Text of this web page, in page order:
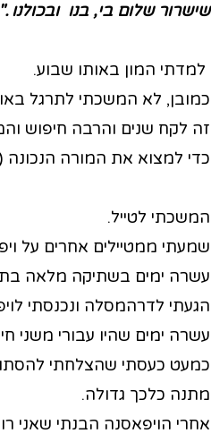
שישרור שלום בי, בנו ובכולנו ."
למדתי המון באותו שבוע.
כמובן, לא המשכתי לתרגל
זה לקח שנים והרבה חיפוש
כדי למצוא את המורה הנכונה
המשכתי לטייל.
שמעתי ממטיילים אחרים על
עשרה ימים בשתיקה מלאה
הגעתי לדרהמסלה ונכנסתי
עשרה ימים שהיו עבורי משני
מתנה כלכך גדולה.
אחרי הויפאסנה הבנתי שאני